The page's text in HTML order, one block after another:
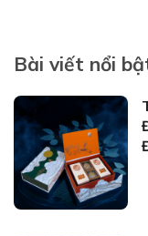
Bài viết nổi